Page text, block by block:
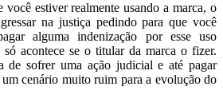
você estiver realmente usando a marca, o
na justiça pedindo para que você
alguma indenização por esse uso
acontece se o titular da marca o fizer.
de sofrer uma ação judicial e até pagar
cenário muito ruim para a evolução do